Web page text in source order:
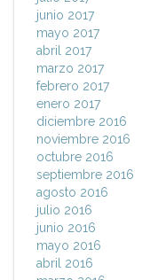
junio 2017
mayo 2017
abril 2017
marzo 2017
febrero 2017
enero 2017
diciembre 2016
noviembre 2016
octubre 2016
septiembre 2016
agosto 2016
julio 2016
junio 2016
mayo 2016
abril 2016